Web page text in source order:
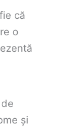
că
o
și